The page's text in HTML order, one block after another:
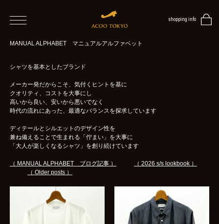
shopping info
home
men
ALL
ITEMS
SHIRT
OUTER
MANUAL ALPHABET マニュアルアルファベット
シャツを基本としたブランド
メーカー発だからこそ、気付くヒントを基に
クオリティ、コストを大事にし
高いから良い、安いから悪いでなく
時代の流れにあった、最適なバランスを探求しています
ディテールとシルエットのデザイン性を
兼ね備えることで生まれる「佇まい」を大事に
「大人が楽しくなるシャツ」を創り続けています
（ MANUAL ALPHABET ブログ記事 ）
（ 2026 s/s lookbook ）
（ Older posts ）